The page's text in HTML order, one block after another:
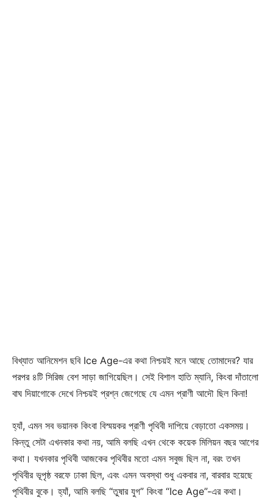
বিখ্যাত আনিমেশন ছবি Ice Age-এর কথা নিশ্চয়ই মনে আছে তোমাদের? যার
পরপর ৪টি সিরিজ বেশ সাড়া জাগিয়েছিল। সেই বিশাল হাতি ম্যানি, কিংবা দাঁতালো
বাঘ দিয়াগোকে দেখে নিশ্চয়ই প্রশ্ন জেগেছে যে এমন প্রাণী আদৌ ছিল কিনা!
হ্যাঁ, এমন সব ভয়ানক কিংবা বিস্ময়কর প্রাণী পৃথিবী দাপিয়ে বেড়াতো একসময়।
কিন্তু সেটা এখনকার কথা নয়, আমি বলছি এখন থেকে কয়েক মিলিয়ন বছর আগের
কথা। যখনকার পৃথিবী আজকের পৃথিবীর মতো এমন সবুজ ছিল না, বরং তখন
পৃথিবীর ভূপৃষ্ঠ বরফে ঢাকা ছিল, এবং এমন অবস্থা শুধু একবার না, বারবার হয়েছে
পৃথিবীর বুকে। হ্যাঁ, আমি বলছি “তুষার যুগ” কিংবা “Ice Age”-এর কথা।